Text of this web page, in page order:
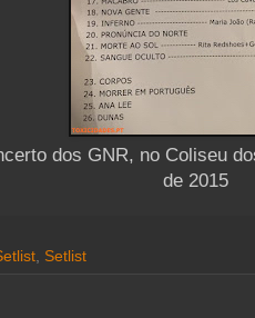
dos GNR, no Coliseu
de 2015
Setlist